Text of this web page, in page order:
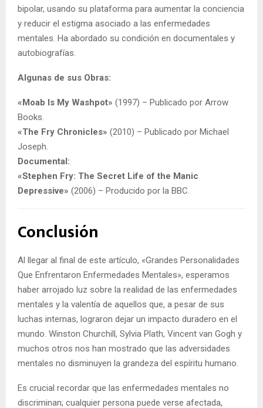
bipolar, usando su plataforma para aumentar la conciencia
y reducir el estigma asociado a las enfermedades
mentales. Ha abordado su condición en documentales y
autobiografías.
Algunas de sus Obras:
«Moab Is My Washpot» (1997) – Publicado por Arrow
Books.
«The Fry Chronicles» (2010) – Publicado por Michael
Joseph.
Documental:
«Stephen Fry: The Secret Life of the Manic
Depressive» (2006) – Producido por la BBC.
Conclusión
Al llegar al final de este artículo, «Grandes Personalidades
Que Enfrentaron Enfermedades Mentales», esperamos
haber arrojado luz sobre la realidad de las enfermedades
mentales y la valentía de aquellos que, a pesar de sus
luchas internas, lograron dejar un impacto duradero en el
mundo. Winston Churchill, Sylvia Plath, Vincent van Gogh y
muchos otros nos han mostrado que las adversidades
mentales no disminuyen la grandeza del espíritu humano.
Es crucial recordar que las enfermedades mentales no
discriminan; cualquier persona puede verse afectada,